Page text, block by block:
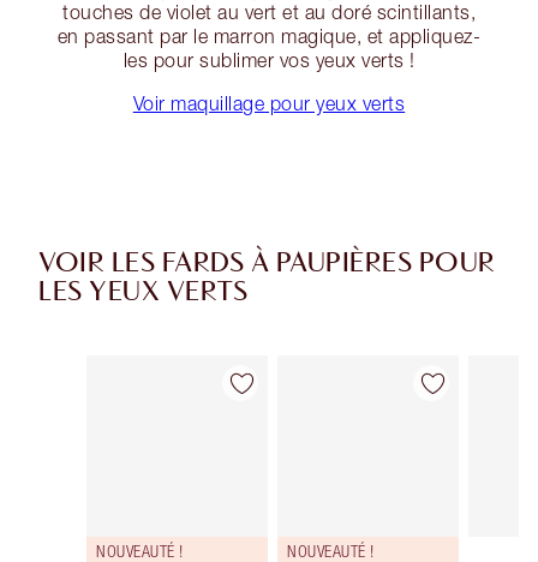
touches de violet au vert et au doré scintillants,
en passant par le marron magique, et appliquez-
les pour sublimer vos yeux verts !
Voir maquillage pour yeux verts
VOIR LES FARDS À PAUPIÈRES POUR
LES YEUX VERTS
Article 1 sur 38
NOUVEAUTÉ !
Article 2 sur 38
NOUVEAUTÉ !